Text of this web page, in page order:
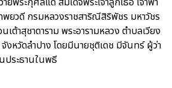
พยวดี กรมหลวงราชสาริณีสิริพัชร มหาวัชร
ต้าสุชาดาราม พระอารามหลวง ตำบลเวียง
จังหวัดลำปาง โดยมีนายชุติเดช มีจันทร์ ผู้ว่า
ประธานในพธี